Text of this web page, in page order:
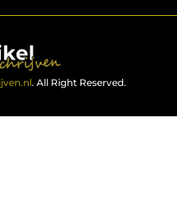
. All Right Reserved.